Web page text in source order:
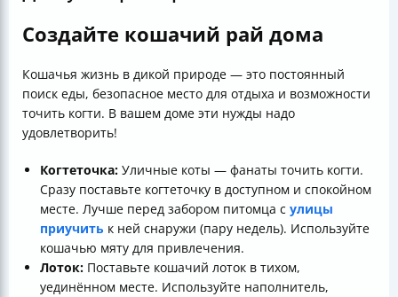
Создайте кошачий рай дома
Кошачья жизнь в дикой природе — это постоянный
поиск еды, безопасное место для отдыха и возможности
точить когти. В вашем доме эти нужды надо
удовлетворить!
Когтеточка: Уличные коты — фанаты точить когти.
Сразу поставьте когтеточку в доступном и спокойном
месте. Лучше перед забором питомца с улицы
приучить к ней снаружи (пару недель). Используйте
кошачью мяту для привлечения.
Лоток: Поставьте кошачий лоток в тихом,
уединённом месте. Используйте наполнитель,